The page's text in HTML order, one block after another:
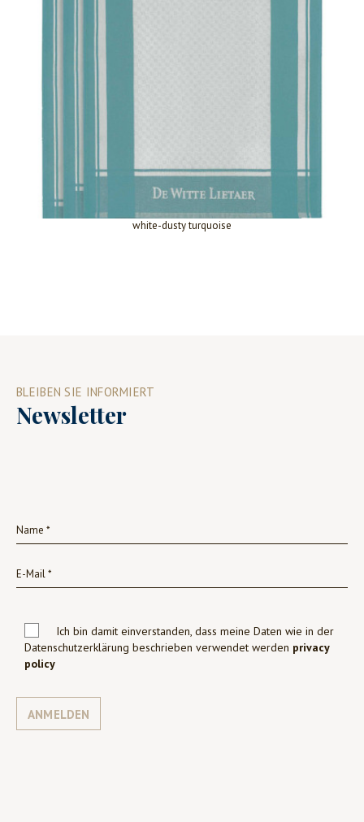
white-dusty turquoise
BLEIBEN SIE INFORMIERT
Newsletter
Ich bin damit einverstanden, dass meine Daten wie in der
Datenschutzerklärung beschrieben verwendet werden privacy
policy
ANMELDEN